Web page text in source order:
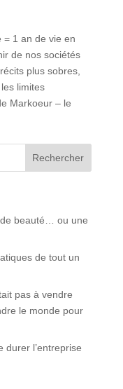
= 1 an de vie en
de nos sociétés
plus sobres,
limites
Markoeur – le
de beauté… ou une
de tout un
pas à vendre
le monde pour
durer l’entreprise